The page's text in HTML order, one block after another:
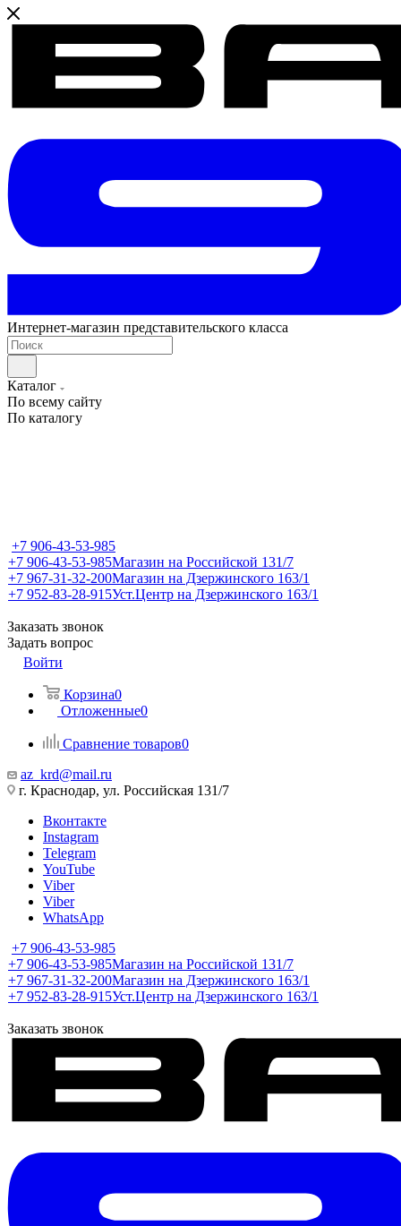
Интернет-магазин представительского класса
Каталог
По всему сайту
По каталогу
+7 906-43-53-985
+7 906-43-53-985Магазин на Российской 131/7
+7 967-31-32-200Магазин на Дзержинского 163/1
+7 952-83-28-915Уст.Центр на Дзержинского 163/1
Заказать звонок
Задать вопрос
Войти
Корзина0
Отложенные0
Сравнение товаров0
az_krd@mail.ru
г. Краснодар, ул. Российская 131/7
Вконтакте
Instagram
Telegram
YouTube
Viber
Viber
WhatsApp
+7 906-43-53-985
+7 906-43-53-985Магазин на Российской 131/7
+7 967-31-32-200Магазин на Дзержинского 163/1
+7 952-83-28-915Уст.Центр на Дзержинского 163/1
Заказать звонок